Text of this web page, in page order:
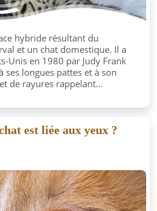
hybride résultant du
et un chat domestique. Il a
Unis en 1980 par Judy Frank
ses longues pattes et à son
de rayures rappelant...
est liée aux yeux ?